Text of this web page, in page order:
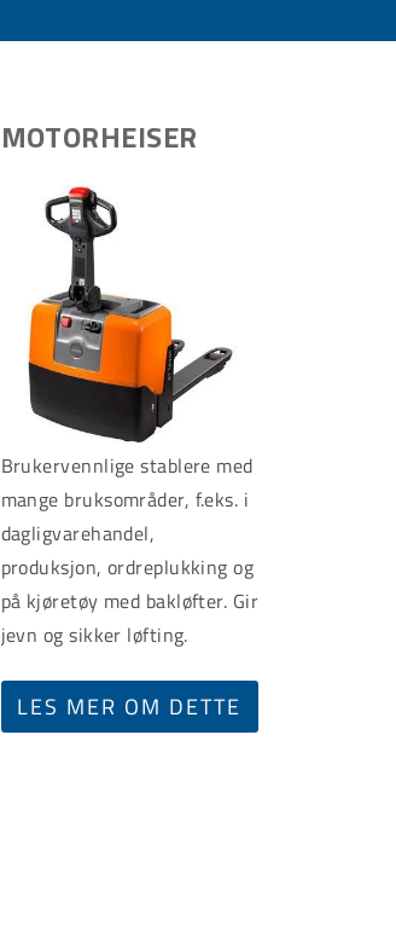
MOTORHEISER
Brukervennlige stablere med
mange bruksområder, f.eks. i
dagligvarehandel,
produksjon, ordreplukking og
på kjøretøy med bakløfter. Gir
jevn og sikker løfting.
LES MER OM DETTE